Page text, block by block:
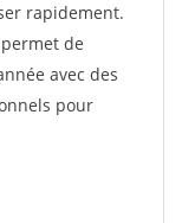
rapidement.
de
avec des
pour